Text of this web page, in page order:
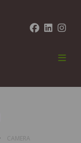
CAMERA